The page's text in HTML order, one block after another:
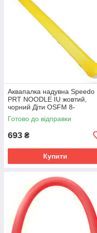
Аквапалка надувна Speedo
PRT NOODLE IU жовтий,
чорний Діти OSFM 8-
1183914690
Готово до відправки
693 ₴
Купити